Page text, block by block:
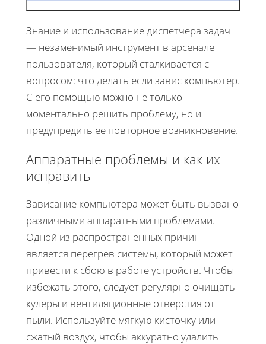
Знание и использование диспетчера задач
— незаменимый инструмент в арсенале
пользователя, который сталкивается с
вопросом: что делать если завис компьютер.
С его помощью можно не только
моментально решить проблему, но и
предупредить ее повторное возникновение.
Аппаратные проблемы и как их
исправить
Зависание компьютера может быть вызвано
различными аппаратными проблемами.
Одной из распространенных причин
является перегрев системы, который может
привести к сбою в работе устройств. Чтобы
избежать этого, следует регулярно очищать
кулеры и вентиляционные отверстия от
пыли. Используйте мягкую кисточку или
сжатый воздух, чтобы аккуратно удалить